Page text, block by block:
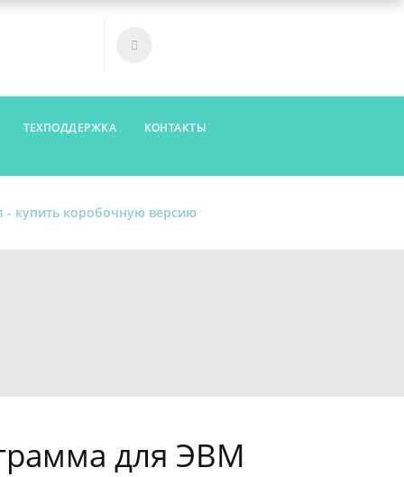
ТЕХПОДДЕРЖКА
КОНТАКТЫ
- купить коробочную версию
для ЭВМ